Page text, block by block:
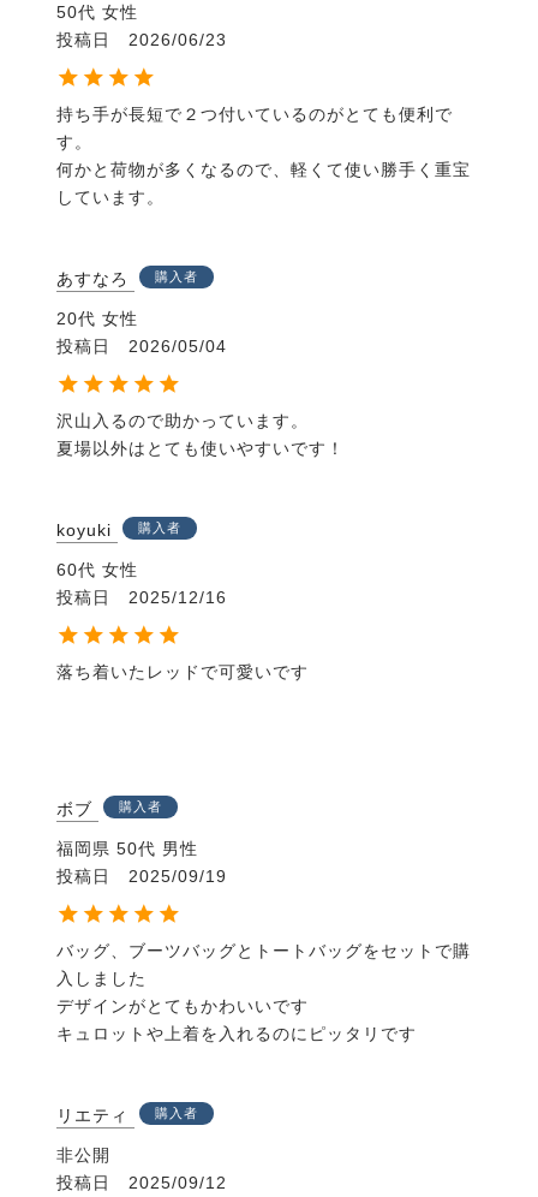
50代 女性
投稿日
2026/06/23
持ち手が長短で２つ付いているのがとても便利で
す。
何かと荷物が多くなるので、軽くて使い勝手く重宝
しています。
あすなろ 購入者
20代 女性
投稿日
2026/05/04
沢山入るので助かっています。
夏場以外はとても使いやすいです！
koyuki 購入者
60代 女性
投稿日
2025/12/16
落ち着いたレッドで可愛いです
ボブ 購入者
福岡県 50代 男性
投稿日
2025/09/19
バッグ、ブーツバッグとトートバッグをセットで購
入しました
デザインがとてもかわいいです
キュロットや上着を入れるのにピッタリです
リエティ 購入者
非公開
投稿日
2025/09/12